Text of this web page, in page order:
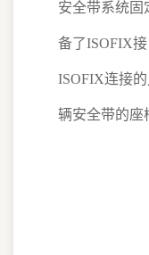
安全带系统固
备了ISOFIX
ISOFIX连接
辆安全带的座